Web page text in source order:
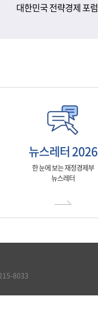
뉴스레터 2026
한 눈에 보는 재정경제부
뉴스레터
8033